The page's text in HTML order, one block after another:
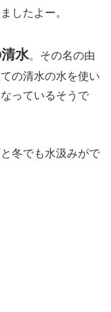
したよー。
水。その名の由
の清水の水を使い
っているそうで
冬でも水汲みがで